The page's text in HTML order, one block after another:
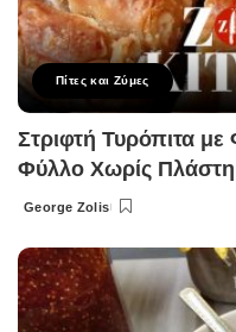
Πίτες και Ζύμες
Στριφτή Τυρόπιτα με
Φύλλο Χωρίς Πλάστη
Posted
George Zolis